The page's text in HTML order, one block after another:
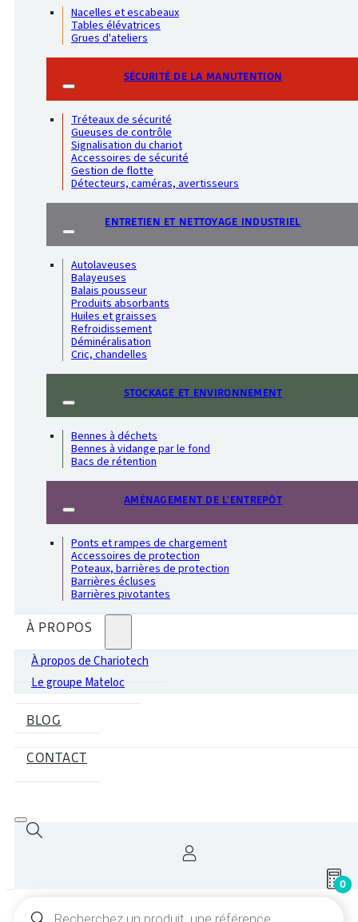
Nacelles et escabeaux
Tables élévatrices
Grues d'ateliers
SÉCURITÉ DE LA MANUTENTION
Tréteaux de sécurité
Gueuses de contrôle
Signalisation du chariot
Accessoires de sécurité
Gestion de flotte
Détecteurs, caméras, avertisseurs
ENTRETIEN ET NETTOYAGE INDUSTRIEL
Autolaveuses
Balayeuses
Balais pousseur
Produits absorbants
Huiles et graisses
Refroidissement
Déminéralisation
Cric, chandelles
STOCKAGE ET ENVIRONNEMENT
Bennes à déchets
Bennes à vidange par le fond
Bacs de rétention
AMÉNAGEMENT DE L'ENTREPÔT
Ponts et rampes de chargement
Accessoires de protection
Poteaux, barrières de protection
Barrières écluses
Barrières pivotantes
À PROPOS
À propos de Chariotech
Le groupe Mateloc
BLOG
CONTACT
0